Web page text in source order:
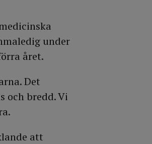
under
året.
Det
och bredd. Vi
att